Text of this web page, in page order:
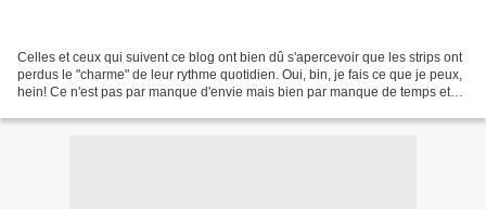
Celles et ceux qui suivent ce blog ont bien dû s'apercevoir que les strips ont
perdus le "charme" de leur rythme quotidien. Oui, bin, je fais ce que je peux,
hein! Ce n'est pas par manque d'envie mais bien par manque de temps et